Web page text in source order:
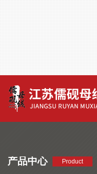
产品中心 Product